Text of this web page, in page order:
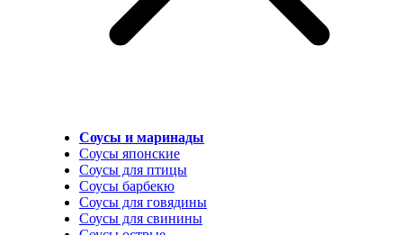
Соусы и маринады
Соусы японские
Соусы для птицы
Соусы барбекю
Соусы для говядины
Соусы для свинины